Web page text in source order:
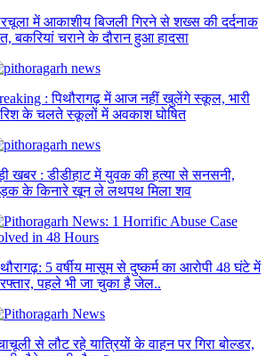
में आकाशीय बिजली गिरने से शख्स की दर्दनाक
बकरियां चराने के दौरान हुआ हादसा
: पिथौरागढ़ में आज नहीं खुलेंगे स्कूल, भारी
के चलते स्कूलों में अवकाश घोषित
खबर : डीडीहाट में युवक की हत्या से सनसनी,
के किनारे खून ले लथपथ मिला शव
5 वर्षीय मासूम से दुष्कर्म का आरोपी 48 घंटे में
पहले भी जा चुका है जेल..
से लौट रहे यात्रियों के वाहन पर गिरा बोल्डर,